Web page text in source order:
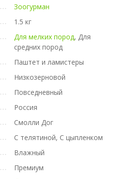
Зоогурман
1.5 кг
Для мелких пород, Для
средних пород
Паштет и ламистеры
Низкозерновой
Повседневный
Россия
Смолли Дог
С телятиной, С цыпленком
Влажный
Премиум